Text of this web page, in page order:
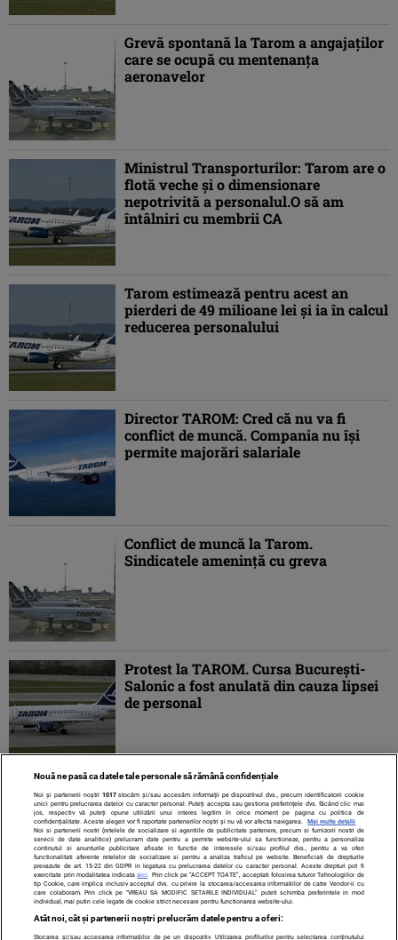
Grevă spontană la Tarom a angajaţilor
care se ocupă cu mentenanţa
aeronavelor
Ministrul Transporturilor: Tarom are o
flotă veche şi o dimensionare
nepotrivită a personalul.O să am
întâlniri cu membrii CA
Tarom estimează pentru acest an
pierderi de 49 milioane lei şi ia în calcul
reducerea personalului
Director TAROM: Cred că nu va fi
conflict de muncă. Compania nu îşi
permite majorări salariale
Conflict de muncă la Tarom.
Sindicatele ameninţă cu greva
Protest la TAROM. Cursa București-
Salonic a fost anulată din cauza lipsei
de personal
1 2 »
Nouă ne pasă ca datele tale personale să rămână confidențiale
Noi și partenerii noștri 1017stocăm și/sau accesăm informații pe dispozitivul dvs., precum identificatorii cookie
unici pentru prelucrarea datelor cu caracter personal. Puteți accepta sau gestiona preferințele dvs. făcând clic mai
jos, respectiv vă puteți opune utilizării unui interes legitim în orice moment pe pagina cu politica de
confidențialitate. Aceste alegeri vor fi raportate partenerilor noștri și nu vă vor afecta navigarea.
Mai multe detalii
Noi si partenerii nostri (retelele de socializare si agentiile de publicitate partenere, precum si furnizorii nostri de
servicii de date analitice) prelucram date pentru a permite website-ului sa functioneze, pentru a personaliza
continutul si anunturile publicitare afisate in functie de interesele si/sau profilul dvs., pentru a va oferi
functionalitati aferente retelelor de socializare si pentru a analiza traficul pe website. Beneficiati de drepturile
prevazute de art. 15-22 din GDPR in legatura cu prelucrarea datelor cu caracter personal. Aceste drepturi pot fi
exercitate prin modalitatea indicataaici . Prin click pe “ACCEPT TOATE”, acceptati folosirea tuturor Tehnologiilor de
tip Cookie, care implica inclusiv acceptul dvs. cu privire la stocarea/accesarea informatiilor de catre Vendor-ii cu
care colaboram. Prin click pe “VREAU SA MODIFIC SETARILE INDIVIDUAL” puteti schimba preferintele in mod
individual, mai putin cele legate de cookie strict necesare pentru functionarea website-ului.
Atât noi, cât și partenerii noștri prelucrăm datele pentru a oferi:
Stocarea și/sau accesarea informațiilor de pe un dispozitiv. Utilizarea profilurilor pentru selectarea conținutului